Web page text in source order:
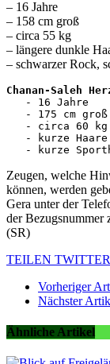
– 16 Jahre
– 158 cm groß
– circa 55 kg
– längere dunkle
– schwarzer Rock,
Chanan-Saleh
   - 16 Jahre
   - 175 cm groß
   - circa 60 kg
   - kurze Haare
- kurze
Zeugen, welche
können, werden
Gera unter der
der Bezugsnummer
(SR)
TEILEN
Vorheriger
Nächster
Ähnliche Artikel